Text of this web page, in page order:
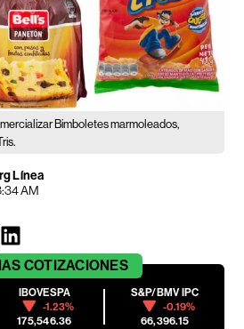
Bimboletes marmoleados,
Línea
AM
COTIZACIONES
IBOVESPA
-1.23%
175,546.36
S&P/BMV IPC
-0.19%
66,396.15